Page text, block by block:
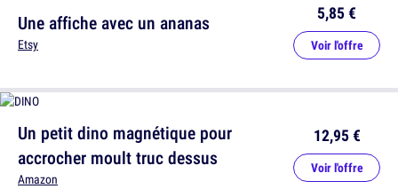
Une affiche avec un ananas
Etsy
5,85 €
Voir l'offre
Un petit dino magnétique pour
accrocher moult truc dessus
Amazon
12,95 €
Voir l'offre